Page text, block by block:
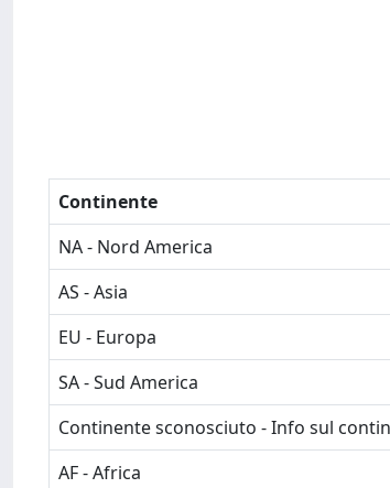
Continente
NA - Nord America
AS - Asia
EU - Europa
SA - Sud America
Continente sconosciuto - Info sul
AF - Africa